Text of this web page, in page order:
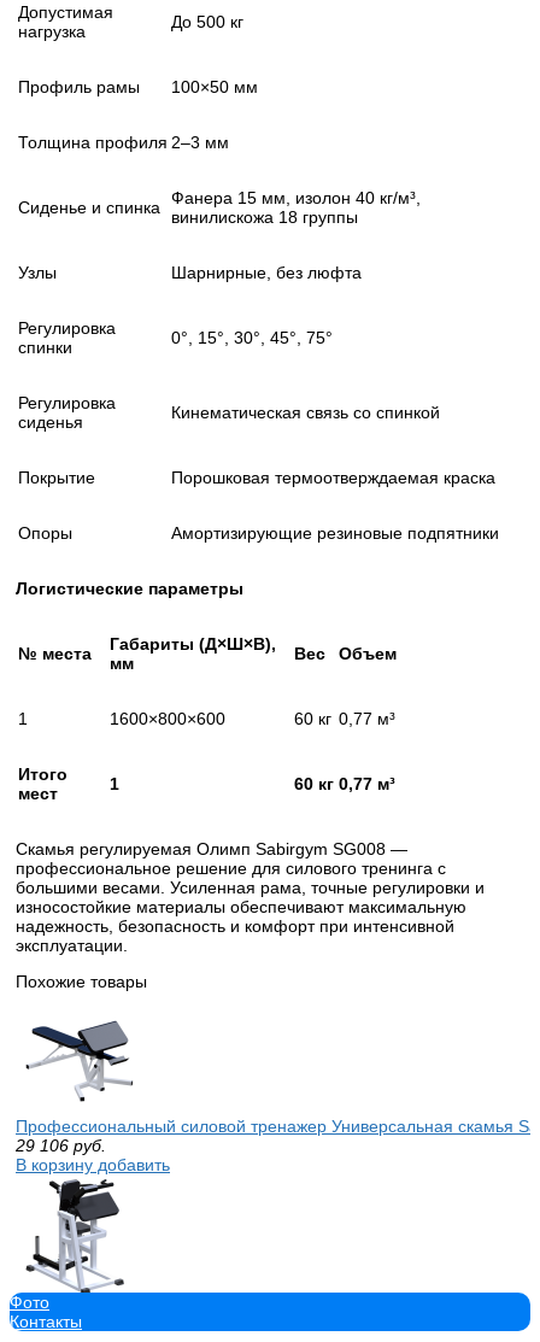
Допустимая
нагрузка
До 500 кг
Профиль рамы 100×50 мм
Толщина профиля 2–3 мм
Сиденье и спинка
Фанера 15 мм, изолон 40 кг/м³,
винилискожа 18 группы
Узлы Шарнирные, без люфта
Регулировка
спинки
0°, 15°, 30°, 45°, 75°
Регулировка
сиденья
Кинематическая связь со спинкой
Покрытие Порошковая термоотверждаемая краска
Опоры Амортизирующие резиновые подпятники
Логистические параметры
№ места
Габариты (Д×Ш×В),
мм
Вес Объем
1 1600×800×600 60 кг 0,77 м³
Итого
мест
1 60 кг 0,77 м³
Скамья регулируемая Олимп Sabirgym SG008 —
профессиональное решение для силового тренинга с
большими весами. Усиленная рама, точные регулировки и
износостойкие материалы обеспечивают максимальную
надежность, безопасность и комфорт при интенсивной
эксплуатации.
Похожие товары
Профессиональный силовой тренажер Универсальная скамья
29 106 руб.
В корзину добавить
Профессиональный силовой тренажер Трицепс-машина
49 569 руб.
Фото
Контакты